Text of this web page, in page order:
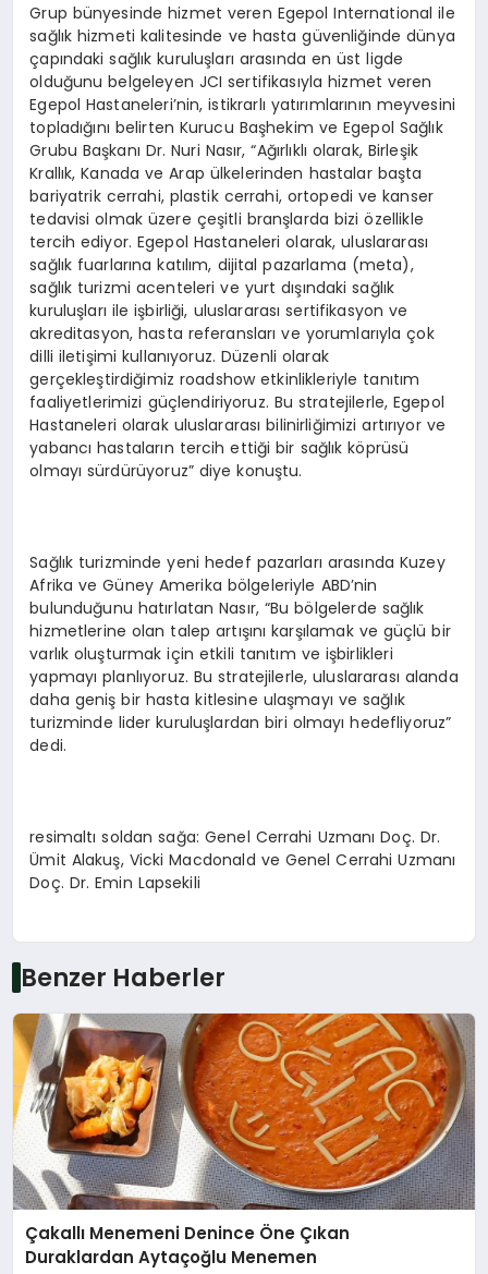
Grup bünyesinde hizmet veren Egepol International ile
sağlık hizmeti kalitesinde ve hasta güvenliğinde dünya
çapındaki sağlık kuruluşları arasında en üst ligde
olduğunu belgeleyen JCI sertifikasıyla hizmet veren
Egepol Hastaneleri’nin, istikrarlı yatırımlarının meyvesini
topladığını belirten Kurucu Başhekim ve Egepol Sağlık
Grubu Başkanı Dr. Nuri Nasır, “Ağırlıklı olarak, Birleşik
Krallık, Kanada ve Arap ülkelerinden hastalar başta
bariyatrik cerrahi, plastik cerrahi, ortopedi ve kanser
tedavisi olmak üzere çeşitli branşlarda bizi özellikle
tercih ediyor. Egepol Hastaneleri olarak, uluslararası
sağlık fuarlarına katılım, dijital pazarlama (meta),
sağlık turizmi acenteleri ve yurt dışındaki sağlık
kuruluşları ile işbirliği, uluslararası sertifikasyon ve
akreditasyon, hasta referansları ve yorumlarıyla çok
dilli iletişimi kullanıyoruz. Düzenli olarak
gerçekleştirdiğimiz roadshow etkinlikleriyle tanıtım
faaliyetlerimizi güçlendiriyoruz. Bu stratejilerle, Egepol
Hastaneleri olarak uluslararası bilinirliğimizi artırıyor ve
yabancı hastaların tercih ettiği bir sağlık köprüsü
olmayı sürdürüyoruz” diye konuştu.
Sağlık turizminde yeni hedef pazarları arasında Kuzey
Afrika ve Güney Amerika bölgeleriyle ABD’nin
bulunduğunu hatırlatan Nasır, “Bu bölgelerde sağlık
hizmetlerine olan talep artışını karşılamak ve güçlü bir
varlık oluşturmak için etkili tanıtım ve işbirlikleri
yapmayı planlıyoruz. Bu stratejilerle, uluslararası alanda
daha geniş bir hasta kitlesine ulaşmayı ve sağlık
turizminde lider kuruluşlardan biri olmayı hedefliyoruz”
dedi.
resimaltı soldan sağa: Genel Cerrahi Uzmanı Doç. Dr.
Ümit Alakuş, Vicki Macdonald ve Genel Cerrahi Uzmanı
Doç. Dr. Emin Lapsekili
Benzer Haberler
Çakallı Menemeni Denince Öne Çıkan
Duraklardan Aytaçoğlu Menemen